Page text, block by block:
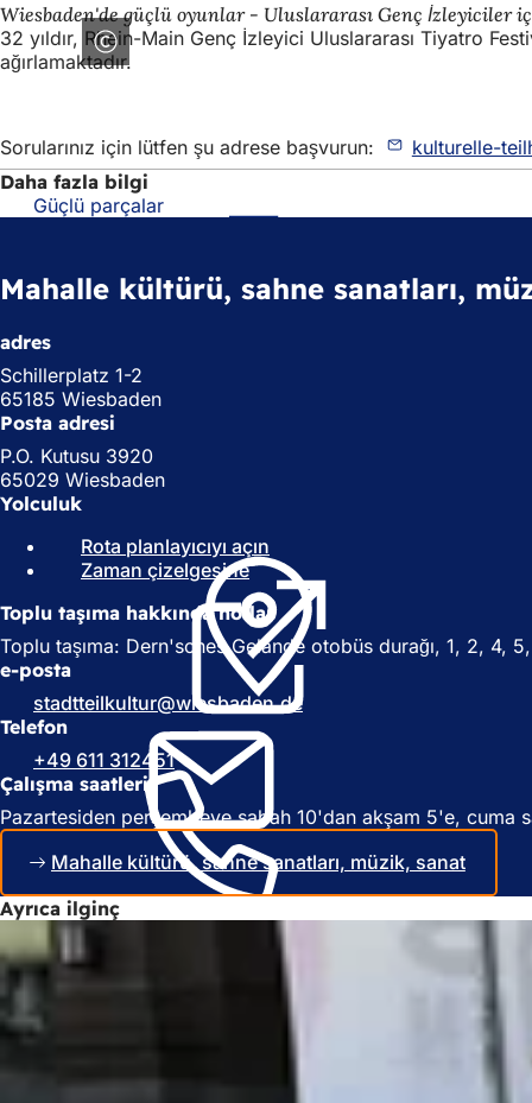
Wiesbaden'de güçlü oyunlar - Uluslararası Genç İzleyiciler
32 yıldır, Rhein-Main Genç İzleyici Uluslararası Tiyatro
ağırlamaktadır.
Sorularınız için lütfen şu adrese başvurun:
kulturelle-
Daha fazla bilgi
Güçlü parçalar
açılır)
Mahalle kültürü, sahne sanatları,
adres
Schillerplatz 1-2
65185 Wiesbaden
Posta adresi
P.O. Kutusu 3920
65029 Wiesbaden
Yolculuk
Rota planlayıcıyı açın
Y
e
n
i
b
i
r
s
m
e
d
e
a
ç
Zaman çizelgesine(
Y
e
n
i
b
i
r
s
k
m
e
d
e
a
Toplu taşıma hakkında notlar
Toplu taşıma: Dern'sches Gelände otobüs durağı, 1, 2, 4,
e-posta
stadtteilkultur
wiesbaden de
Telefon
+49 611 312451
Çalışma saatleri
Pazartesiden perşembeye sabah 10'dan akşam 5'e, cuma
Mahalle kültürü, sahne sanatları, müzik, sanat
Ayrıca ilginç